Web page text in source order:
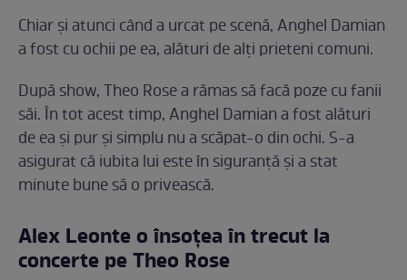
Chiar și atunci când a urcat pe scenă, Anghel Damian
a fost cu ochii pe ea, alături de alți prieteni comuni.
După show, Theo Rose a rămas să facă poze cu fanii
săi. În tot acest timp, Anghel Damian a fost alături
de ea și pur și simplu nu a scăpat-o din ochi. S-a
asigurat că iubita lui este în siguranță și a stat
minute bune să o privească.
Alex Leonte o însoțea în trecut la
concerte pe Theo Rose